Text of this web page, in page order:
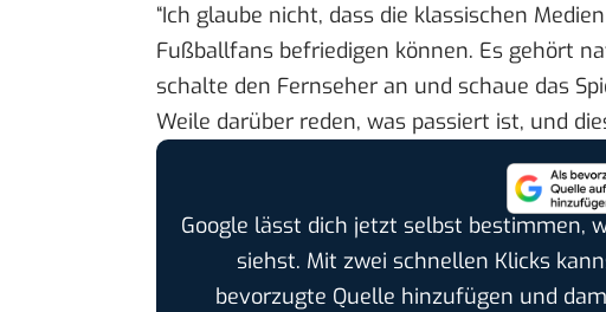
“Ich glaube nicht, dass die klassischen
Fußballfans befriedigen können. Es gehört
schalte den Fernseher an und schaue das
Weile darüber reden, was passiert ist, und
Google lässt dich jetzt selbst bestimmen,
siehst. Mit zwei schnellen Klicks
bevorzugte Quelle hinzufügen und